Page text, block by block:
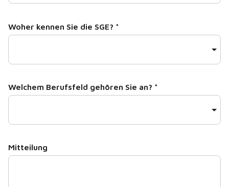
Woher kennen Sie die SGE? *
Welchem Berufsfeld gehören Sie an? *
Mitteilung